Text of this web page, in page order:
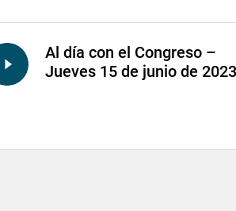
Al día con el Congreso –
Jueves 15 de junio de 2023